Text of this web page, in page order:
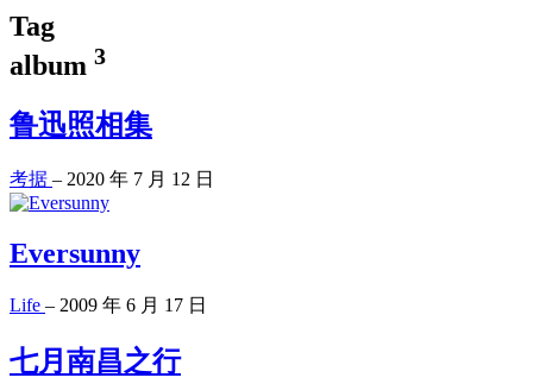
Tag
album 3
鲁迅照相集
考据 – 2020 年 7 月 12 日
Eversunny
Life – 2009 年 6 月 17 日
七月南昌之行